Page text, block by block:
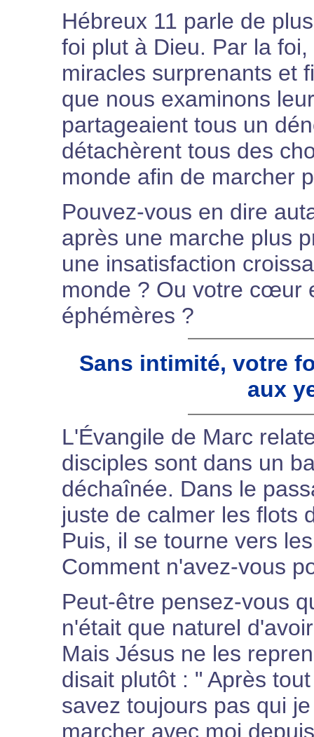
Hébreux 11 parle de
foi plut à Dieu. Par la
miracles surprenants et
que nous examinons
partageaient tous un
détachèrent tous des
monde afin de marcher
Pouvez-vous en dire
après une marche plus
une insatisfaction
monde ? Ou votre cœur
éphémères ?
Sans intimité, votre
aux
L'Évangile de Marc
disciples sont dans un
déchaînée. Dans le
juste de calmer les flots
Puis, il se tourne vers
Comment n'avez-vous
Peut-être pensez-vous
n'était que naturel
Mais Jésus ne les
disait plutôt : " Après
savez toujours pas qui
marcher avec moi